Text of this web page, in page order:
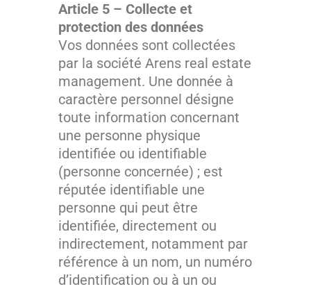
Article 5 – Collecte et
protection des données
Vos données sont collectées
par la société Arens real estate
management. Une donnée à
caractère personnel désigne
toute information concernant
une personne physique
identifiée ou identifiable
(personne concernée) ; est
réputée identifiable une
personne qui peut être
identifiée, directement ou
indirectement, notamment par
référence à un nom, un numéro
d’identification ou à un ou